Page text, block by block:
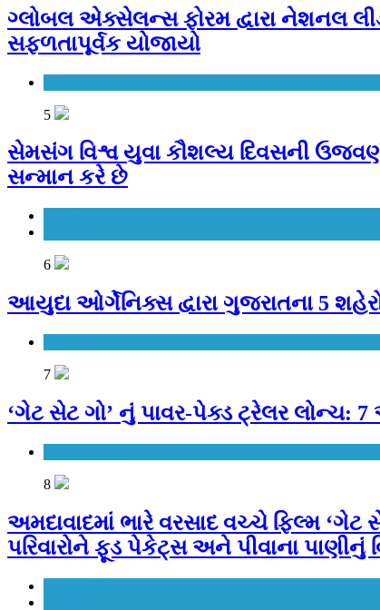
ગ્લોબલ એક્સેલન્સ ફોરમ દ્વારા નેશનલ
સફળતાપૂર્વક યોજાયો
5
સેમસંગ વિશ્વ યુવા કૌશલ્ય દિવસની
સન્માન કરે છે
6
આયુદા ઓર્ગેનિક્સ દ્વારા ગુજરાતના 5
7
‘ગેટ સેટ ગો’ નું પાવર-પેક્ડ ટ્રેલર
8
અમદાવાદમાં ભારે વરસાદ વચ્ચે ફિલ્મ ‘ગેટ
પરિવારોને ફૂડ પેકેટ્સ અને પીવાના પાણીનું